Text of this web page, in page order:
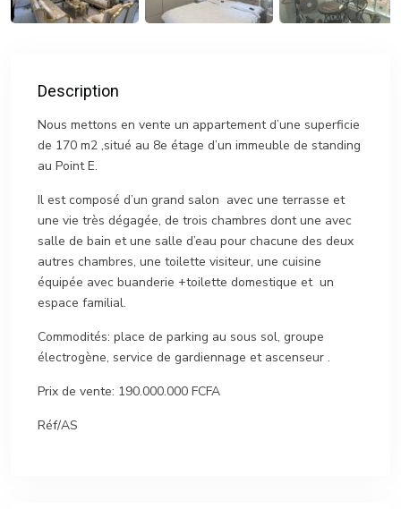
Description
Nous mettons en vente un appartement d’une superficie
de 170 m2 ,situé au 8e étage d’un immeuble de standing
au Point E.
Il est composé d’un grand salon avec une terrasse et
une vie très dégagée, de trois chambres dont une avec
salle de bain et une salle d’eau pour chacune des deux
autres chambres, une toilette visiteur, une cuisine
équipée avec buanderie +toilette domestique et un
espace familial.
Commodités: place de parking au sous sol, groupe
électrogène, service de gardiennage et ascenseur .
Prix de vente: 190.000.000 FCFA
Réf/AS